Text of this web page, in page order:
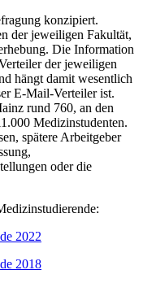
konzipiert.
der jeweiligen Fakultät,
Die Information
der jeweiligen
hängt damit wesentlich
E-Mail-Verteiler ist.
rund 760, an den
Medizinstudenten.
spätere Arbeitgeber
oder die
2022
2018